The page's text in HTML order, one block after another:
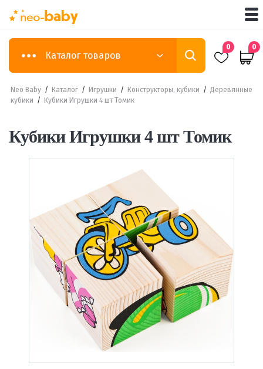
Каталог товаров
0 0
Neo Baby / Каталог / Игрушки / Конструкторы, кубики / Деревянные
кубики / Кубики Игрушки 4 шт Томик
Кубики Игрушки 4 шт Томик